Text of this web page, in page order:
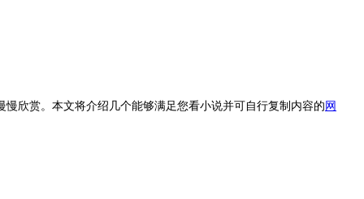
欣赏。本文将介绍几个能够满足您看小说并可自行复制内容的 网